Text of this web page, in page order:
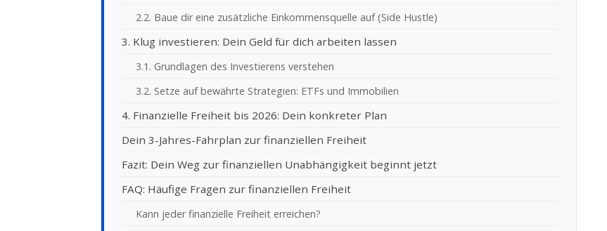
2.2. Baue dir eine zusätzliche Einkommensquelle auf (Side Hustle)
3. Klug investieren: Dein Geld für dich arbeiten lassen
3.1. Grundlagen des Investierens verstehen
3.2. Setze auf bewährte Strategien: ETFs und Immobilien
4. Finanzielle Freiheit bis 2026: Dein konkreter Plan
Dein 3-Jahres-Fahrplan zur finanziellen Freiheit
Fazit: Dein Weg zur finanziellen Unabhängigkeit beginnt jetzt
FAQ: Häufige Fragen zur finanziellen Freiheit
Kann jeder finanzielle Freiheit erreichen?